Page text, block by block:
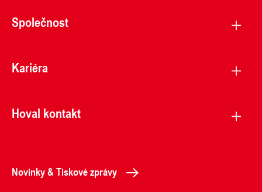
Společnost
Kariéra
Hoval kontakt
Novinky & Tiskové zprávy